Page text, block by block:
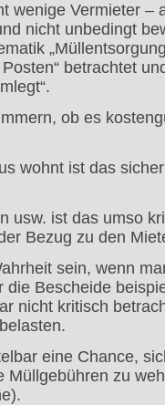
wenige Vermieter –
nicht unbedingt
betrachtet
ob es
wohnt ist das
usw. ist das umso
Bezug zu den
sein, wenn
die Bescheide
nicht kritisch
eine Chance,
Müllgebühren zu